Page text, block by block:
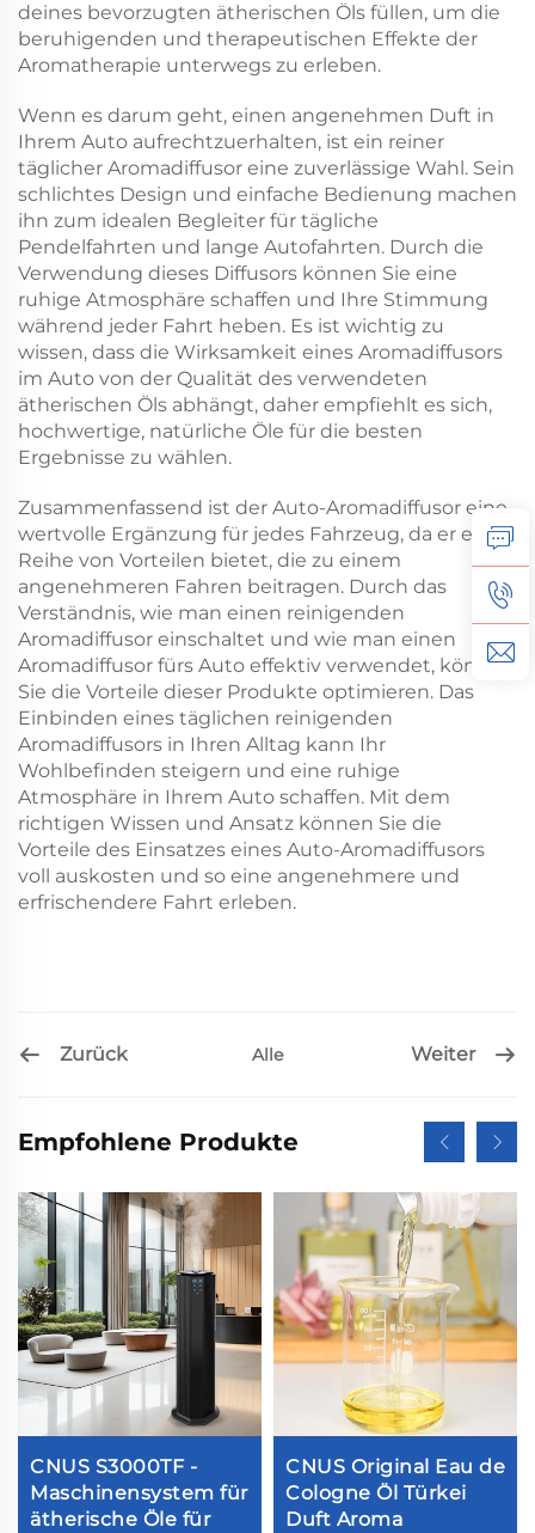
deines bevorzugten ätherischen Öls füllen, um die
beruhigenden und therapeutischen Effekte der
Aromatherapie unterwegs zu erleben.
Wenn es darum geht, einen angenehmen Duft in
Ihrem Auto aufrechtzuerhalten, ist ein reiner
täglicher Aromadiffusor eine zuverlässige Wahl. Sein
schlichtes Design und einfache Bedienung machen
ihn zum idealen Begleiter für tägliche
Pendelfahrten und lange Autofahrten. Durch die
Verwendung dieses Diffusors können Sie eine
ruhige Atmosphäre schaffen und Ihre Stimmung
während jeder Fahrt heben. Es ist wichtig zu
wissen, dass die Wirksamkeit eines Aromadiffusors
im Auto von der Qualität des verwendeten
ätherischen Öls abhängt, daher empfiehlt es sich,
hochwertige, natürliche Öle für die besten
Ergebnisse zu wählen.
Zusammenfassend ist der Auto-Aromadiffusor eine
wertvolle Ergänzung für jedes Fahrzeug, da er eine
Reihe von Vorteilen bietet, die zu einem
angenehmeren Fahren beitragen. Durch das
Verständnis, wie man einen reinigenden
Aromadiffusor einschaltet und wie man einen
Aromadiffusor fürs Auto effektiv verwendet, können
Sie die Vorteile dieser Produkte optimieren. Das
Einbinden eines täglichen reinigenden
Aromadiffusors in Ihren Alltag kann Ihr
Wohlbefinden steigern und eine ruhige
Atmosphäre in Ihrem Auto schaffen. Mit dem
richtigen Wissen und Ansatz können Sie die
Vorteile des Einsatzes eines Auto-Aromadiffusors
voll auskosten und so eine angenehmere und
erfrischendere Fahrt erleben.
Zurück Alle Weiter
Empfohlene Produkte
CNUS S3000TF -
Maschinensystem für
ätherische Öle für
CNUS Original Eau de
Cologne Öl Türkei
Duft Aroma